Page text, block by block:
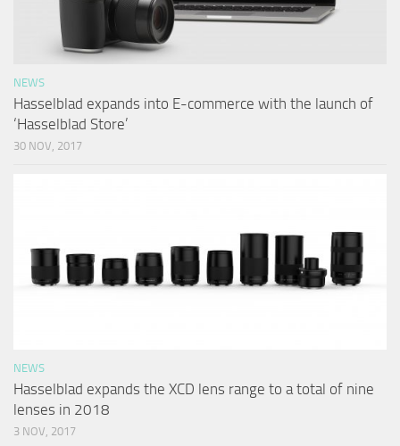
NEWS
Hasselblad expands into E-commerce with the launch of
‘Hasselblad Store’
30 NOV, 2017
NEWS
Hasselblad expands the XCD lens range to a total of nine
lenses in 2018
3 NOV, 2017